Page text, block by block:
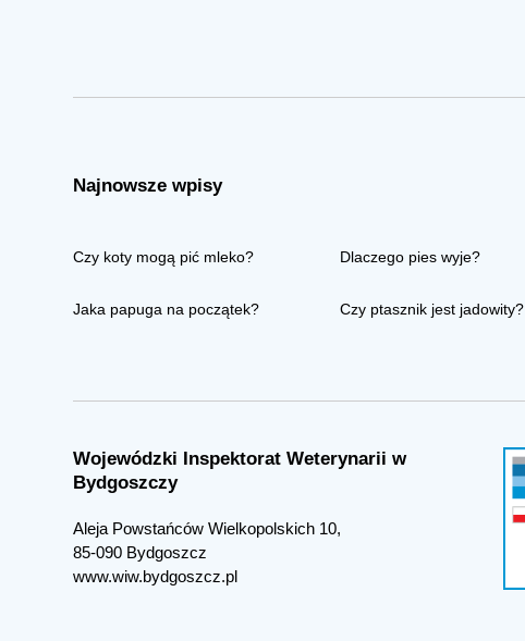
Najnowsze wpisy
Czy koty mogą pić mleko? Dlaczego pies wyje?
Jaka papuga na początek? Czy ptasznik jest jadowity?
Wojewódzki Inspektorat Weterynarii w
Bydgoszczy
Aleja Powstańców Wielkopolskich 10,
85-090 Bydgoszcz
www.wiw.bydgoszcz.pl